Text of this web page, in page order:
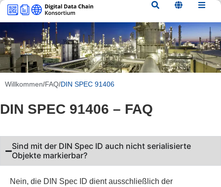
springen
Willkommen/FAQ/DIN SPEC 91406
DIN SPEC 91406 – FAQ
Sind mit der DIN Spec ID auch nicht serialisierte
Objekte markierbar?
Nein, die DIN Spec ID dient ausschließlich der